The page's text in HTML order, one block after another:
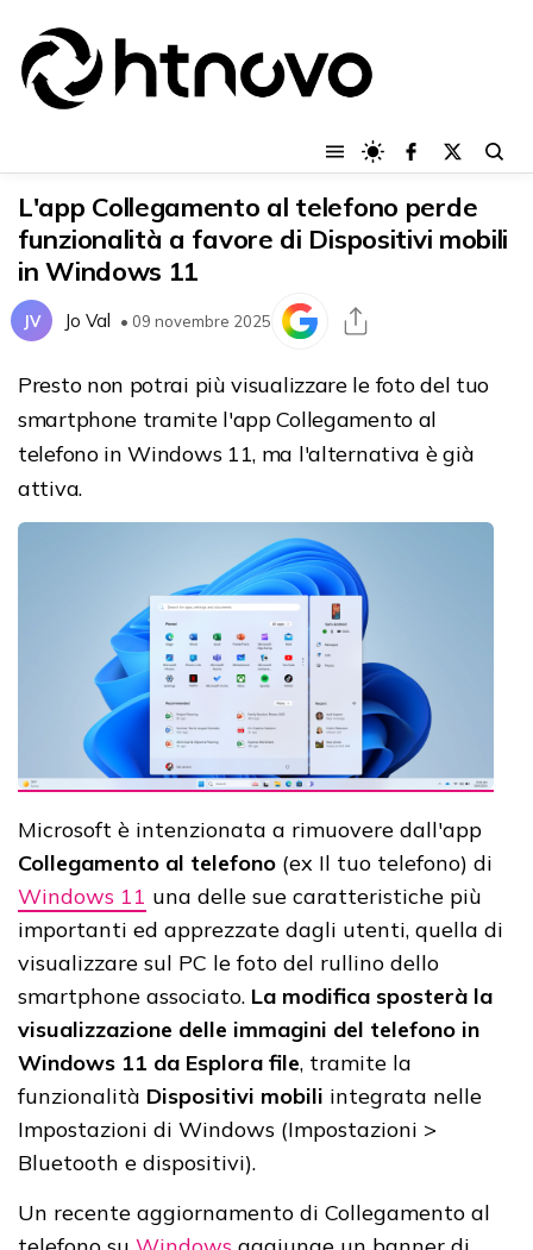
L'app Collegamento al telefono perde
funzionalità a favore di Dispositivi mobili
in Windows 11
JV Jo Val • 09 novembre 2025
Presto non potrai più visualizzare le foto del tuo
smartphone tramite l'app Collegamento al
telefono in Windows 11, ma l'alternativa è già
attiva.
Microsoft è intenzionata a rimuovere dall'app
Collegamento al telefono (ex Il tuo telefono) di
Windows 11 una delle sue caratteristiche più
importanti ed apprezzate dagli utenti, quella di
visualizzare sul PC le foto del rullino dello
smartphone associato. La modifica sposterà la
visualizzazione delle immagini del telefono in
Windows 11 da Esplora file, tramite la
funzionalità Dispositivi mobili integrata nelle
Impostazioni di Windows (Impostazioni >
Bluetooth e dispositivi).
Un recente aggiornamento di Collegamento al